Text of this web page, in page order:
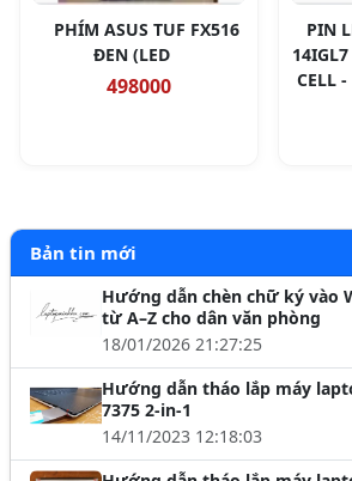
PHÍM ASUS TUF FX516
ĐEN (LED
498000
PIN
CELL
Bản tin mới
Hướng dẫn chèn chữ ký vào
từ A–Z cho dân văn phòng
18/01/2026 21:27:25
Hướng dẫn tháo lắp máy
7375 2-in-1
14/11/2023 12:18:03